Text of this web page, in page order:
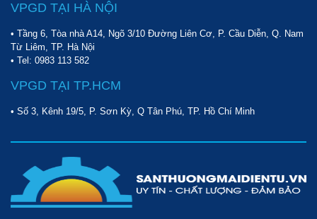
VPGD TẠI HÀ NỘI
• Tầng 6, Tòa nhà A14, Ngõ 3/10 Đường Liên Cơ, P. Cầu Diễn, Q. Nam
Từ Liêm, TP. Hà Nội
• Tel: 0983 113 582
VPGD TẠI TP.HCM
• Số 3, Kênh 19/5, P. Sơn Kỳ, Q Tân Phú, TP. Hồ Chí Minh